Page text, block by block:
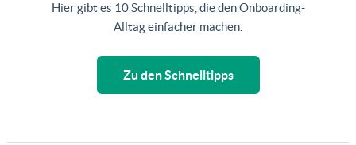
Hier gibt es 10 Schnelltipps, die den Onboarding-
Alltag einfacher machen.
Zu den Schnelltipps